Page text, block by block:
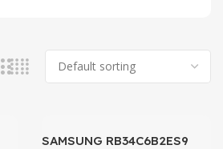
SAMSUNG RB34C6B2ES9